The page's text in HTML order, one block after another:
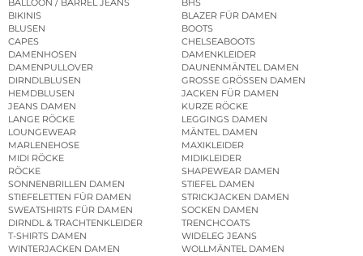
BALLOON / BARREL JEANS
BHS
BIKINIS
BLAZER FÜR DAMEN
BLUSEN
BOOTS
CAPES
CHELSEABOOTS
DAMENHOSEN
DAMENKLEIDER
DAMENPULLOVER
DAUNENMÄNTEL DAMEN
DIRNDLBLUSEN
GROSSE GRÖSSEN DAMEN
HEMDBLUSEN
JACKEN FÜR DAMEN
JEANS DAMEN
KURZE RÖCKE
LANGE RÖCKE
LEGGINGS DAMEN
LOUNGEWEAR
MÄNTEL DAMEN
MARLENEHOSE
MAXIKLEIDER
MIDI RÖCKE
MIDIKLEIDER
RÖCKE
SHAPEWEAR DAMEN
SONNENBRILLEN DAMEN
STIEFEL DAMEN
STIEFELETTEN FÜR DAMEN
STRICKJACKEN DAMEN
SWEATSHIRTS FÜR DAMEN
SOCKEN DAMEN
DIRNDL & TRACHTENKLEIDER
TRENCHCOATS
T-SHIRTS DAMEN
WIDELEG JEANS
WINTERJACKEN DAMEN
WOLLMÄNTEL DAMEN